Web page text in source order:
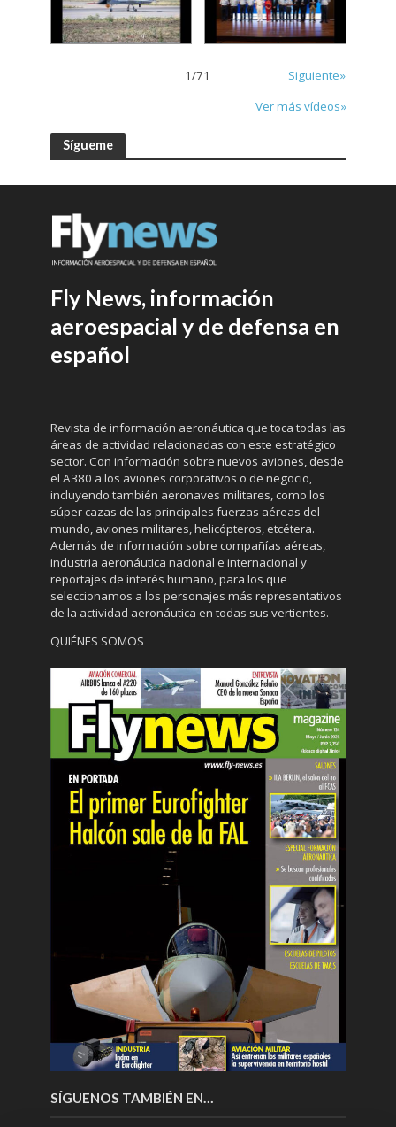
1/71
Siguiente»
Ver más vídeos»
Sígueme
Fly News, información
aeroespacial y de defensa en
español
Revista de información aeronáutica que toca todas las
áreas de actividad relacionadas con este estratégico
sector. Con información sobre nuevos aviones, desde
el A380 a los aviones corporativos o de negocio,
incluyendo también aeronaves militares, como los
súper cazas de las principales fuerzas aéreas del
mundo, aviones militares, helicópteros, etcétera.
Además de información sobre compañías aéreas,
industria aeronáutica nacional e internacional y
reportajes de interés humano, para los que
seleccionamos a los personajes más representativos
de la actividad aeronáutica en todas sus vertientes.
QUIÉNES SOMOS
SÍGUENOS TAMBIÉN EN…